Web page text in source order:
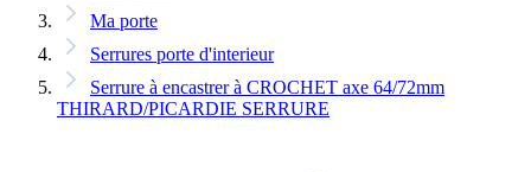
Ma porte
Serrures porte d'interieur
Serrure à encastrer à CROCHET axe 64/72mm
THIRARD/PICARDIE SERRURE